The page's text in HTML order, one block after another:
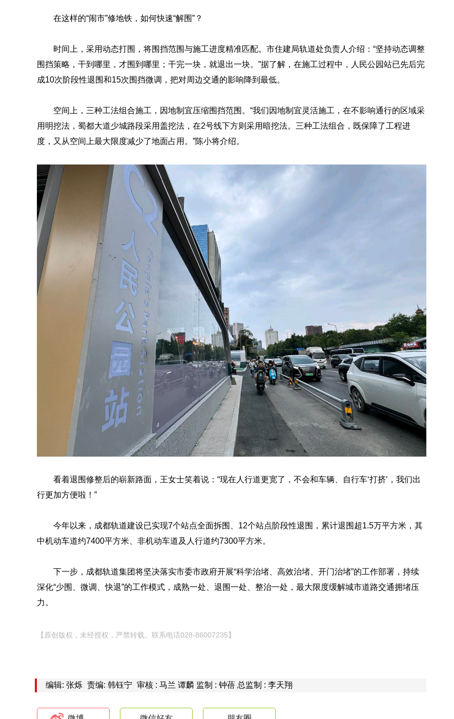
在这样的“闹市”修地铁，如何快速“解围”？
时间上，采用动态打围，将围挡范围与施工进度精准匹配。市住建局轨道处负责人介绍：“坚持动态调整
围挡策略，干到哪里，才围到哪里；干完一块，就退出一块。”据了解，在施工过程中，人民公园站已先后完
成10次阶段性退围和15次围挡微调，把对周边交通的影响降到最低。
空间上，三种工法组合施工，因地制宜压缩围挡范围。“我们因地制宜灵活施工，在不影响通行的区域采
用明挖法，蜀都大道少城路段采用盖挖法，在2号线下方则采用暗挖法。三种工法组合，既保障了工程进
度，又从空间上最大限度减少了地面占用。”陈小将介绍。
看着退围修整后的崭新路面，王女士笑着说：“现在人行道更宽了，不会和车辆、自行车‘打挤’，我们出
行更加方便啦！”
今年以来，成都轨道建设已实现7个站点全面拆围、12个站点阶段性退围，累计退围超1.5万平方米，其
中机动车道约7400平方米、非机动车道及人行道约7300平方米。
下一步，成都轨道集团将坚决落实市委市政府开展“科学治堵、高效治堵、开门治堵”的工作部署，持续
深化“少围、微调、快退”的工作模式，成熟一处、退围一处、整治一处，最大限度缓解城市道路交通拥堵压
力。
【原创版权，未经授权，严禁转载。联系电话028-86007235】
编辑: 张烁 责编: 韩钰宁 审核 : 马兰 谭麟 监制 : 钟蓓 总监制 : 李天翔